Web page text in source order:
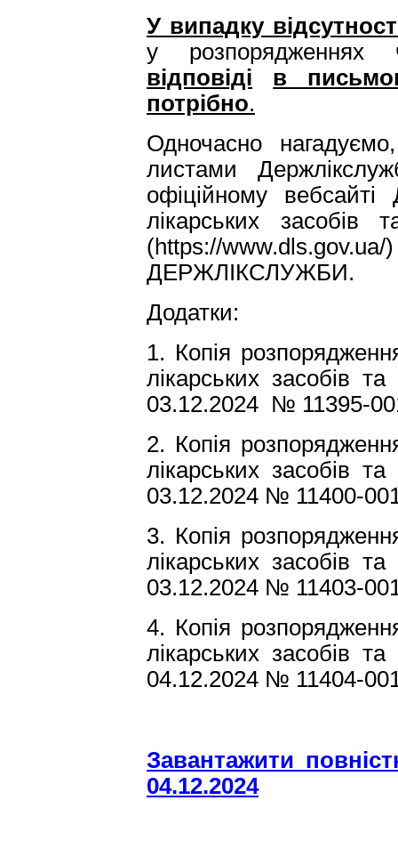
У випадку
у розпорядженнях
відповіді
в
потрібно.
Одночасно
листами
офіційному
лікарських засобів
(https://
ДЕРЖЛІКСЛУЖБИ.
Додатки:
1. Копія
лікарських засобів
03.12.2024 № 11395-
2. Копія
лікарських засобів
03.12.2024 № 11400-
3. Копія
лікарських засобів
03.12.2024 № 11403-
4. Копія
лікарських засобів
04.12.2024 № 11404-
Завантажити
04.12.2024